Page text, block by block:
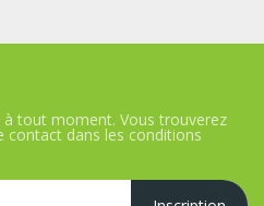
tout moment. Vous trouverez
dans les conditions